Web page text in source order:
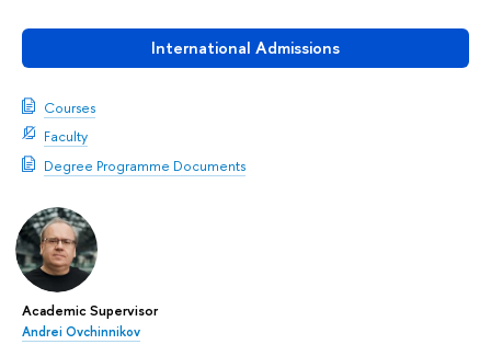
International Admissions
Courses
Faculty
Degree Programme Documents
Academic Supervisor
Andrei Ovchinnikov